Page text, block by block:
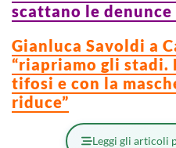
scattano le denunce
Gianluca Savoldi a
“riapriamo gli stadi.
tifosi e con la
riduce”
Leggi gli articoli